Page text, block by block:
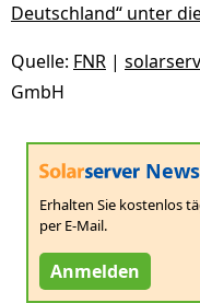
Deutschland“ unter
Quelle: FNR |
GmbH
Erhalten Sie kostenlos
per E-Mail.
Anmelden